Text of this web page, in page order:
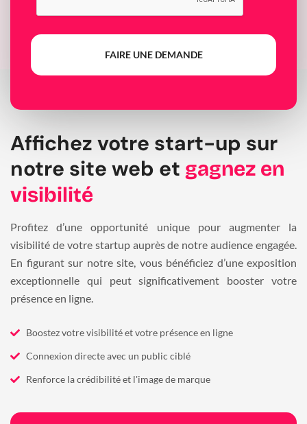
FAIRE UNE DEMANDE
Affichez votre start-up sur
notre site web et gagnez en
visibilité
Profitez d’une opportunité unique pour augmenter la
visibilité de votre startup auprès de notre audience engagée.
En figurant sur notre site, vous bénéficiez d’une exposition
exceptionnelle qui peut significativement booster votre
présence en ligne.
Boostez votre visibilité et votre présence en ligne
Connexion directe avec un public ciblé
Renforce la crédibilité et l'image de marque